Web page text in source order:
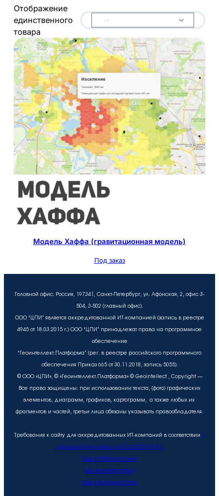
а
т
е
г
о
р
ю
Отображение
единственного
товара
Модель Хаффа (гравитационная модель)
Под заказ
Головной офис: Россия, 197341, Санкт-Петербург, ул. Афонская, 2, офис 3-
504, 3-502 (главный офис).
ООО “ЦПИ” является аккредитованной ИТ-компанией (запись в реестре
4945 от 18.03.2015 г.) ООО “ЦПИ” принадлежат права на программное
обеспечение
“Геоинтеллект.Платформа” (рег. в реестре российского программного
обеспечения Приказ 665 от 30.11.2018, запись 5055).
© ООО «ЦПИ», © «Геоинтеллект.Платформа» © Geointellect , Copyright —
Все права защищены: при использовании текста, (фото) графических
элементов, диаграмм, графиков, картограмм, а также любых их
фрагментов и частей, третьи лица обязаны указывать правообладателя.
Требования к сайту для аккредитованных ИТ-компаний в соответствии с
приказом Минцифры от 02.06.2025 № 511
Мы в Узбекистане
Мы в Казахстане
Мы в Кыргызстане